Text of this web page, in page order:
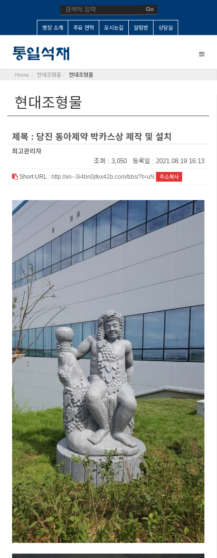
Go
명장 소개 주요 연혁 오시는길 알림방 상담실
Toggle
Home 현대조형물 현대조형물
현대조형물
제목 : 당진 동아제약 박카스상 제작 및 설치
최고관리자
조회 : 3,050 등록일 : 2021.08.19 16:13
Short URL : http://xn--3i4bn0jfex42b.com/bbs/?t=uN 주소복사